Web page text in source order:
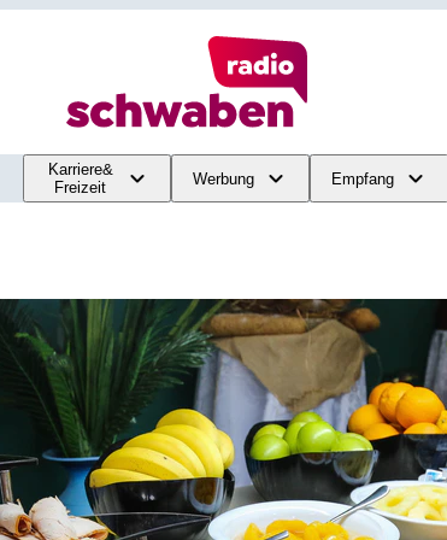
Karriere&
Freizeit
Werbung Empfang